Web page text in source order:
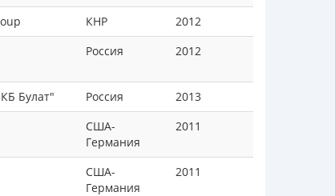
КНР
2012
Россия 2012
Булат" Россия
2013
США-
Германия
2011
США-
Германия
2011